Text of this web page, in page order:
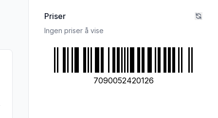
Priser
Ingen priser å vise
7090052420126